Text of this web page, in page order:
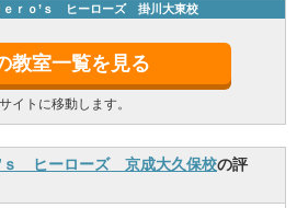
ｒｏ’ｓ ヒーローズ 掛川大東校
教室一覧を見る
イトに移動します。
ｓ ヒーローズ 京成大久保校の評